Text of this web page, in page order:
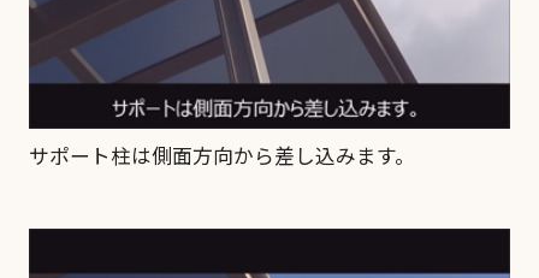
サポート柱は側面方向から差し込みます。